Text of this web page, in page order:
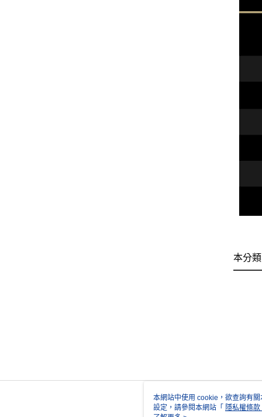
本分
本網站中使用 cookie，欲查詢有
設定，請參閱本網站「 隱私權條款